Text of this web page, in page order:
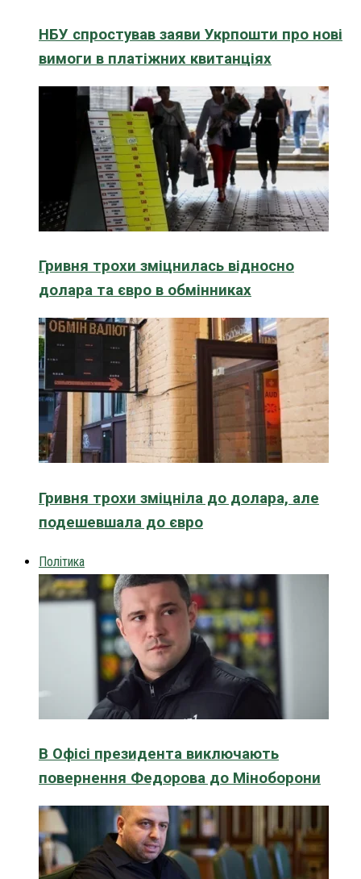
НБУ спростував заяви Укрпошти про нові
вимоги в платіжних квитанціях
Гривня трохи зміцнилась відносно
долара та євро в обмінниках
Гривня трохи зміцніла до долара, але
подешевшала до євро
Політика
В Офісі президента виключають
повернення Федорова до Міноборони